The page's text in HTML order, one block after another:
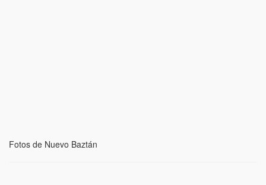
Fotos de Nuevo Baztán